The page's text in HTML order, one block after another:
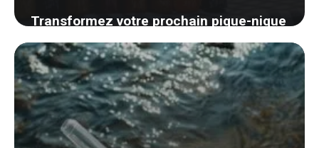
Transformez votre prochain pique-nique
en festin parfait : astuces pour
transporter vos condiments avec style
24 août 2024